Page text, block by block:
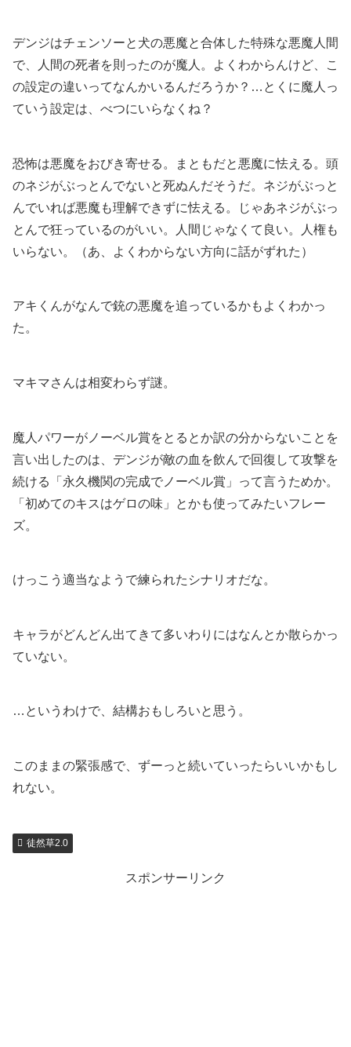
デンジはチェンソーと犬の悪魔と合体した特殊な悪魔人間
で、人間の死者を則ったのが魔人。よくわからんけど、こ
の設定の違いってなんかいるんだろうか？…とくに魔人っ
ていう設定は、べつにいらなくね？
恐怖は悪魔をおびき寄せる。まともだと悪魔に怯える。頭
のネジがぶっとんでないと死ぬんだそうだ。ネジがぶっと
んでいれば悪魔も理解できずに怯える。じゃあネジがぶっ
とんで狂っているのがいい。人間じゃなくて良い。人権も
いらない。（あ、よくわからない方向に話がずれた）
アキくんがなんで銃の悪魔を追っているかもよくわかっ
た。
マキマさんは相変わらず謎。
魔人パワーがノーベル賞をとるとか訳の分からないことを
言い出したのは、デンジが敵の血を飲んで回復して攻撃を
続ける「永久機関の完成でノーベル賞」って言うためか。
「初めてのキスはゲロの味」とかも使ってみたいフレー
ズ。
けっこう適当なようで練られたシナリオだな。
キャラがどんどん出てきて多いわりにはなんとか散らかっ
ていない。
…というわけで、結構おもしろいと思う。
このままの緊張感で、ずーっと続いていったらいいかもし
れない。
徒然草2.0
スポンサーリンク